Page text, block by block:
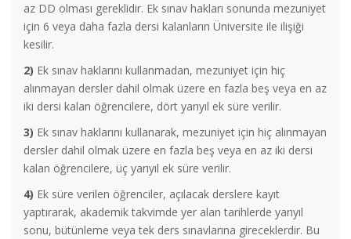
az DD olması gereklidir. Ek sınav hakları sonunda mezuniyet
için 6 veya daha fazla dersi kalanların Üniversite ile ilişiği
kesilir.
2) Ek sınav haklarını kullanmadan, mezuniyet için hiç
alınmayan dersler dahil olmak üzere en fazla beş veya en az
iki dersi kalan öğrencilere, dört yarıyıl ek süre verilir.
3) Ek sınav haklarını kullanarak, mezuniyet için hiç alınmayan
dersler dahil olmak üzere en fazla beş veya en az iki dersi
kalan öğrencilere, üç yarıyıl ek süre verilir.
4) Ek süre verilen öğrenciler, açılacak derslere kayıt
yaptırarak, akademik takvimde yer alan tarihlerde yarıyıl
sonu, bütünleme veya tek ders sınavlarına gireceklerdir. Bu